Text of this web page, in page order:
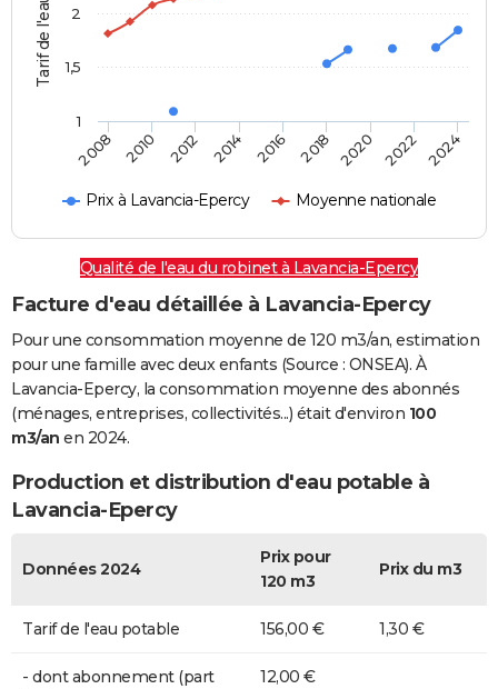
Prix à Lavancia-Epercy Moyenne nationale
2008 2010 2012 2014 2016 2018 2020 2022 2024
1
1,5
2
Qualité de l'eau du robinet à Lavancia-Epercy
Facture d'eau détaillée à Lavancia-Epercy
Pour une consommation moyenne de 120 m3/an, estimation
pour une famille avec deux enfants (Source : ONSEA). À
Lavancia-Epercy, la consommation moyenne des abonnés
(ménages, entreprises, collectivités...) était d'environ 100
m3/an en 2024.
Production et distribution d'eau potable à
Lavancia-Epercy
Données 2024
Prix pour
120 m3
Prix du m3
Tarif de l'eau potable 156,00 € 1,30 €
- dont abonnement (part
12,00 €